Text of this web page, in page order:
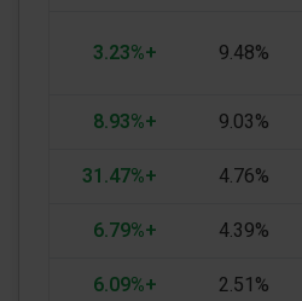
9.48%
+3.23%
9.03%
+8.93%
4.76%
+31.47%
4.39%
+6.79%
2.51%
+6.09%